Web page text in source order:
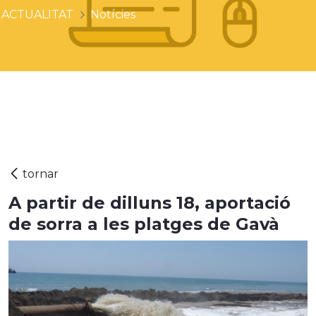
ACTUALITAT Notícies
A partir de dilluns 18, aportació
de sorra a les platges de Gavà